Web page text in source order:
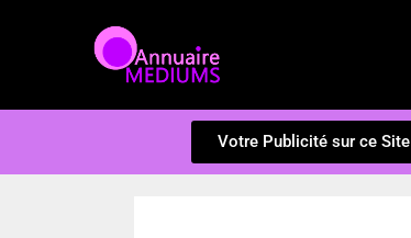
Votre Publicité sur ce Site